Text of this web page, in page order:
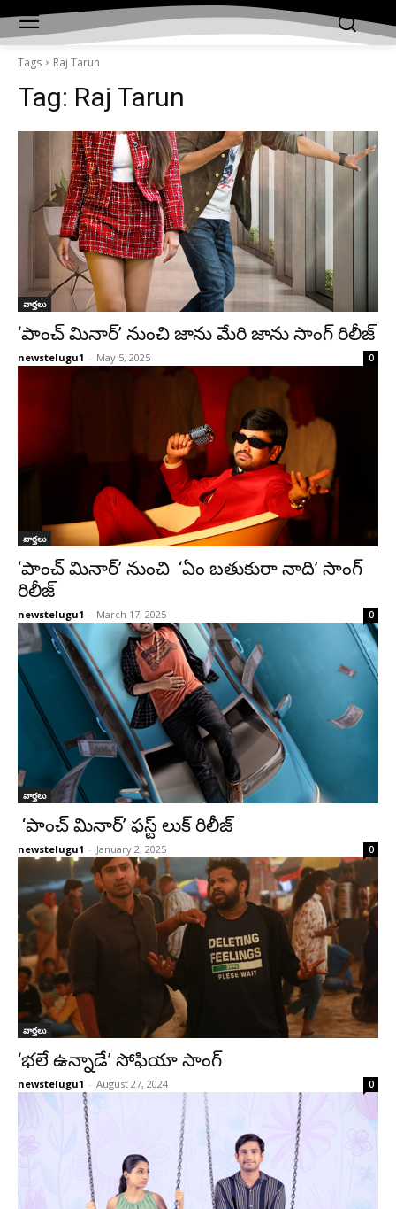
Tags Raj Tarun
Tag: Raj Tarun
వార్తలు
‘పాంచ్ మినార్’ నుంచి జాను మేరి జాను సాంగ్ రిలీజ్
newstelugu1 - May 5, 2025 0
వార్తలు
‘పాంచ్ మినార్’ నుంచి ‘ఏం బతుకురా నాది’ సాంగ్
రిలీజ్
newstelugu1 - March 17, 2025 0
వార్తలు
‘పాంచ్ మినార్’ ఫస్ట్ లుక్ రిలీజ్
newstelugu1 - January 2, 2025 0
వార్తలు
‘భలే ఉన్నాడే’ సోఫియా సాంగ్
newstelugu1 - August 27, 2024 0